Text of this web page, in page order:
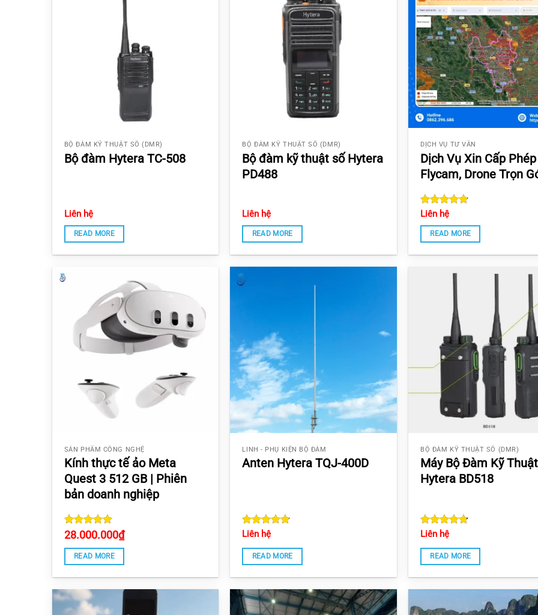
BỘ ĐÀM KỸ THUẬT SỐ (DMR)
Bộ đàm Hytera TC-508
Liên hệ
READ MORE
BỘ ĐÀM KỸ THUẬT SỐ (DMR)
Bộ đàm kỹ thuật số Hytera
PD488
Liên hệ
READ MORE
DỊCH VỤ TƯ VẤN
Dịch Vụ Xin Cấp
Flycam, Drone Trọn
Rated4.8
Liên hệ
READ MORE
SẢN PHẨM CÔNG NGHỆ
Kính thực tế ảo Meta
Quest 3 512 GB | Phiên
bản doanh nghiệp
Rated
4.9333333333333
out of 5
28.000.000₫
READ MORE
LINH - PHỤ KIỆN BỘ ĐÀM
Anten Hytera TQJ-400D
Rated4.8
Liên hệ
READ MORE
BỘ ĐÀM KỸ THUẬT SỐ (DMR)
Máy Bộ Đàm Kỹ
Hytera BD518
Rated
out of 5
Liên hệ
READ MORE